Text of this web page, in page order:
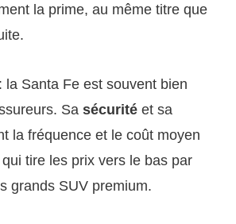
la prime, au même titre que
la Santa Fe est souvent bien
Sa sécurité et sa
la fréquence et le coût moyen
tire les prix vers le bas par
grands SUV premium.